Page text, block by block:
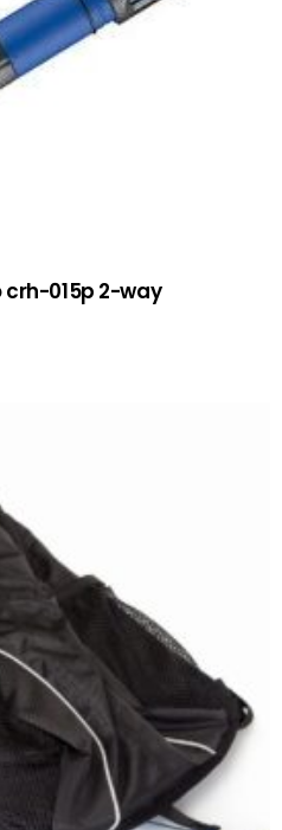
015p 2-way